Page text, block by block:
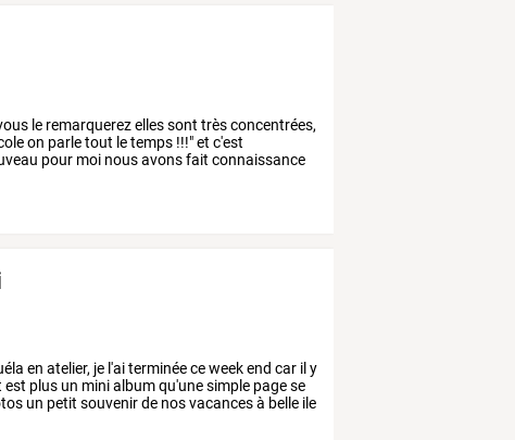
le remarquerezellessont trèsconcentrées,
on parletout letemps !!!"et c'est
pour moi nousavonsfait connaissance
en atelier, je l'aiterminéeceweekend car il y
est plus un minialbumqu'unesimple pagese
un petit souvenirde nosvacancesà belle ile